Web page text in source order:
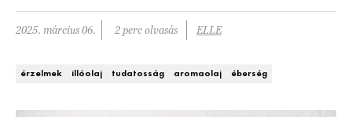
PSZICHÉ
ÉLETMÓD
2025. március 06. 2 perc olvasás ELLE
érzelmek illóolaj tudatosság aromaolaj éberség